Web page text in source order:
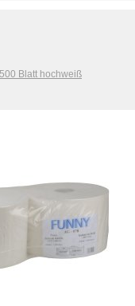
Blatt hochweiß